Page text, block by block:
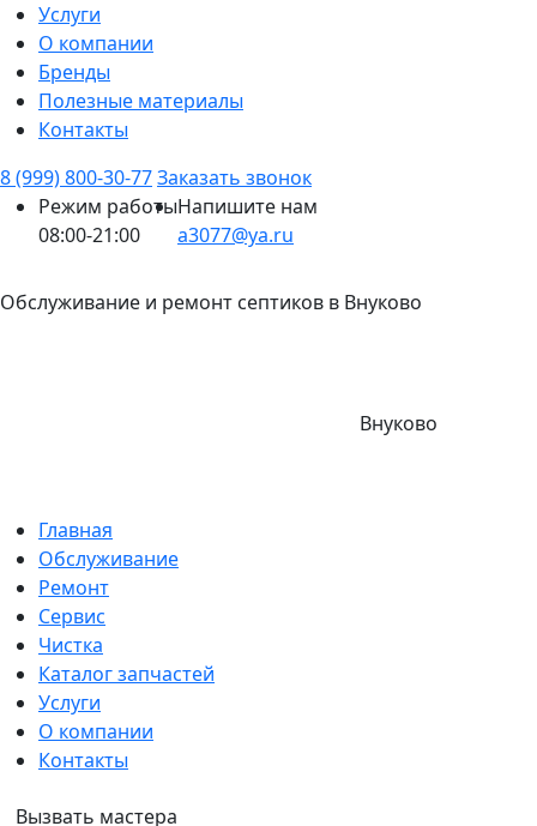
Услуги
О компании
Бренды
Полезные материалы
Контакты
8 (999) 800-30-77Заказать звонок
Режим работы
08:00-21:00
Напишите нам
a3077@ya.ru
Обслуживание и ремонт септиков в Внуково
Внуково
Главная
Обслуживание
Ремонт
Сервис
Чистка
Каталог запчастей
Услуги
О компании
Контакты
Вызвать мастера